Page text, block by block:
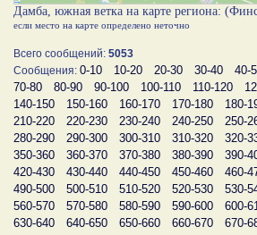
Дамба, южная ветка на карте региона:
если место на карте определено неточно
Всего сообщений: 5053
Сообщения: 0-10 10-20 20-30 30-40 40-
70-80
80-90 90-100 100-110 110-120
140-150
150-160 160-170 170-180 180-
210-220
220-230 230-240 240-250 250-
280-290
290-300 300-310 310-320 320-
350-360
360-370 370-380 380-390 390-
420-430
430-440 440-450 450-460 460-
490-500
500-510 510-520 520-530 530-
560-570
570-580 580-590 590-600 600-
630-640
640-650 650-660 660-670 670-